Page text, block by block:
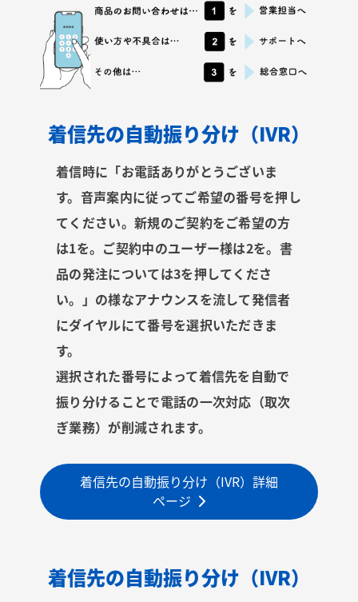
着信先の自動振り分け（IVR）
着信時に「お電話ありがとうございま
す。音声案内に従ってご希望の番号を押し
てください。新規のご契約をご希望の方
は1を。ご契約中のユーザー様は2を。書
品の発注については3を押してくださ
い。」の様なアナウンスを流して発信者
にダイヤルにて番号を選択いただきま
す。
選択された番号によって着信先を自動で
振り分けることで電話の一次対応（取次
ぎ業務）が削減されます。
着信先の自動振り分け（IVR）詳細
ページ
着信先の自動振り分け（IVR）